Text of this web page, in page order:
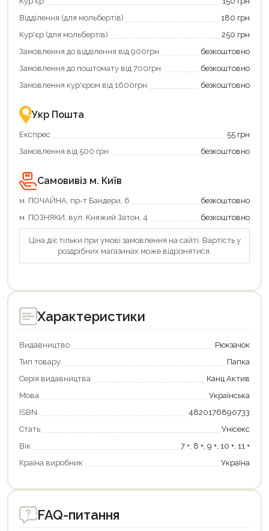
Відділення (для мольбертів)
180 грн
Кур'єр (для мольбертів)
250 грн
Замовлення до відділення від 900грн
безкоштовно
Замовлення до поштомату від 700грн
безкоштовно
Замовлення кур'єром від 1600грн
безкоштовно
Укр Пошта
Експрес
55 грн
Замовлення від 500 грн
безкоштовно
Самовивіз м. Київ
м. ПОЧАЙНА, пр-т Бандери, 6
безкоштовно
м. ПОЗНЯКИ, вул. Княжий Затон, 4
безкоштовно
Ціна діє тільки при умові замовлення на сайті. Вартість у
роздрібних магазинах може відрізнятися.
Характеристики
Видавництво
Рюкзачок
Тип товару
Папка
Серія видавництва
Канц Актив
Мова
Українська
ISBN
4820176890733
Стать
Унісекс
Вік
7 +, 8 +, 9 +, 10 +, 11 +
Країна виробник
Україна
FAQ-питання
Продовжити покупки